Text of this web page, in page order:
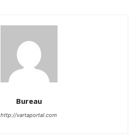
Bureau
http://vartaportal.com